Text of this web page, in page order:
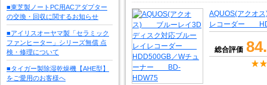
■東芝製ノートPC用ACアダプター
の交換・回収に関するお知らせ
■アイリスオーヤマ製「セラミック
ファンヒーター」シリーズ無償 点
検・修理について
■タイガー製除湿乾燥機【AHE型】
をご愛用のお客様へ
AQUOS(アクオ
レコーダー
総合評価